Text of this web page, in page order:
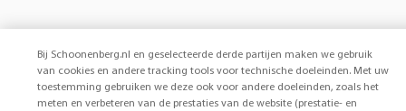
Bij Schoonenberg.nl en geselecteerde derde partijen maken we gebruik
van cookies en andere tracking tools voor technische doeleinden. Met uw
toestemming gebruiken we deze ook voor andere doeleinden, zoals het
meten en verbeteren van de prestaties van de website (prestatie- en